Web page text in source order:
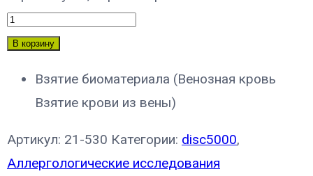
В корзину
Взятие биоматериала (Венозная кровь
Взятие крови из вены)
Артикул: 21-530 Категории: disc5000,
Аллергологические исследования